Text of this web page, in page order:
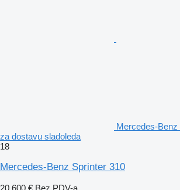
Mercedes-
za dostavu sladoleda
18
Mercedes-Benz Sprinter 310
20.600 € Bez PDV-a